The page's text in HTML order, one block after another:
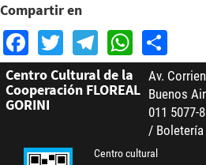
Compartir en
Facebook
TwitterTelegram
Centro Cultural de la
Cooperación FLOREAL
GORINI
Av.
Buenos
011 5077-
/ Boletería
Centro cultural